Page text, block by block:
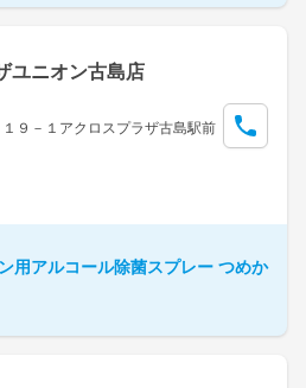
ユニオン古島店
９－１アクロスプラザ古島駅前
用アルコール除菌スプレー つめか